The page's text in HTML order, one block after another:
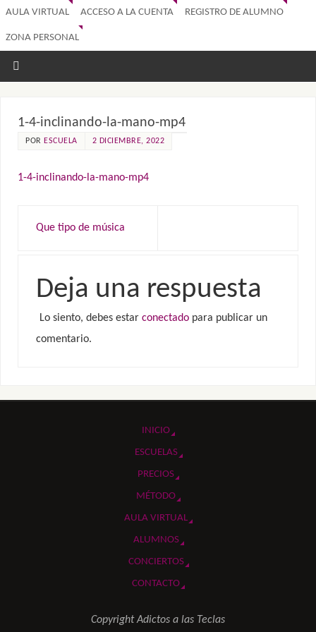
AULA VIRTUAL ACCESO A LA CUENTA REGISTRO DE ALUMNO
ZONA PERSONAL
1-4-inclinando-la-mano-mp4
POR ESCUELA 2 DICIEMBRE, 2022
1-4-inclinando-la-mano-mp4
Que tipo de música
Deja una respuesta
Lo siento, debes estar conectadopara publicar un
comentario.
INICIO
ESCUELAS
PRECIOS
MÉTODO
AULA VIRTUAL
ALUMNOS
CONCIERTOS
CONTACTO
Copyright Adictos a las Teclas